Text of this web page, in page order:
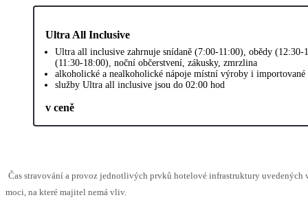
Ultra All Inclusive
Ultra all inclusive zahrnuje snídaně (7:00-11:00), obědy
(11:30-18:00), noční občerstvení, zákusky, zmrzlina
alkoholické a nealkoholické nápoje místní výroby i importované
služby Ultra all inclusive jsou do 02:00 hod
v ceně
Čas stravování a provoz jednotlivých prvků hotelové infrastruktury uvedených
moci, na které majitel nemá vliv.